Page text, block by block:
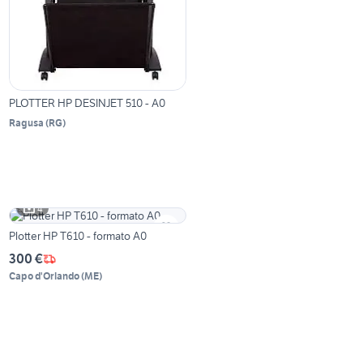
PLOTTER HP DESINJET 510 - A0
Ragusa (RG)
4
Plotter HP T610 - formato A0
300 €
Capo d'Orlando(ME)